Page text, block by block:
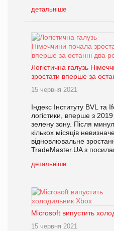
детальніше
Логістична галузь
зростати вперше за
15 червня 2021
Індекс Інституту BVL та
логістики, вперше з
зелену зону. Після
кількох місяців
відновлювальне
TradeMaster.UA з
детальніше
Microsoft випустить
15 червня 2021